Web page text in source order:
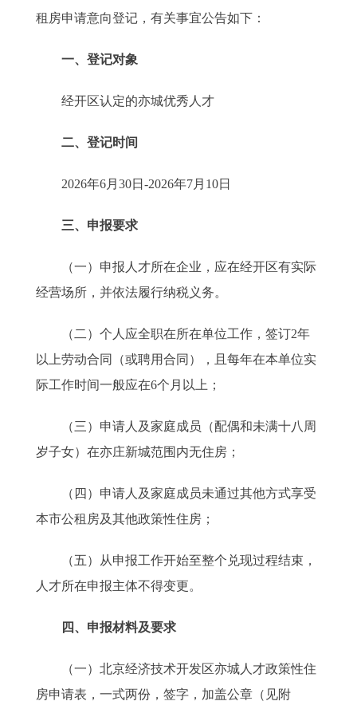
租房申请意向登记，有关事宜公告如下：
一、登记对象
经开区认定的亦城优秀人才
二、登记时间
2026年6月30日-2026年7月10日
三、申报要求
（一）申报人才所在企业，应在经开区有实际
经营场所，并依法履行纳税义务。
（二）个人应全职在所在单位工作，签订2年
以上劳动合同（或聘用合同），且每年在本单位实
际工作时间一般应在6个月以上；
（三）申请人及家庭成员（配偶和未满十八周
岁子女）在亦庄新城范围内无住房；
（四）申请人及家庭成员未通过其他方式享受
本市公租房及其他政策性住房；
（五）从申报工作开始至整个兑现过程结束，
人才所在申报主体不得变更。
四、申报材料及要求
（一）北京经济技术开发区亦城人才政策性住
房申请表，一式两份，签字，加盖公章（见附